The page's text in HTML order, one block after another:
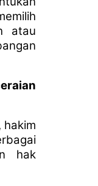
atau
hakim
hak